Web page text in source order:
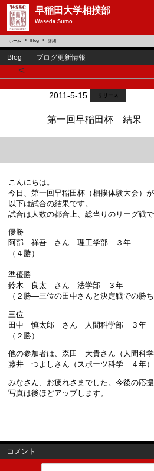
早稲田大学相撲部
Waseda Sumo
ホーム Blog 詳細
Blog ブログ更新情報
<
2011-5-15 リリース
第一回早稲田杯 結果
こんにちは。
今日、第一回早稲田杯（相撲体験大会）が
以下は試合の結果です。
試合は人数の都合上、総当りのリーグ戦で
優勝
阿部 祥吾 さん 理工学部 ３年
（４勝）
準優勝
鈴木 良太 さん 法学部 ３年
（２勝―三位の田中さんと決定戦での勝ち
三位
田中 慎太郎 さん 人間科学部 ３年
（２勝）
他の参加者は、森田 大貴さん（人間科
藤井 つよしさん（スポーツ科学 ４年）
みなさん、お疲れさまでした。今後の応
写真は後ほどアップします。
コメント